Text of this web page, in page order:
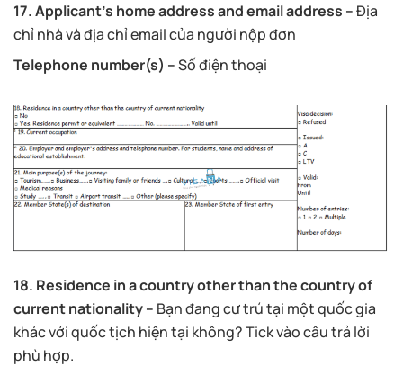
17. Applicant’s home address and email address –Địa
chỉ nhà và địa chỉ email của người nộp đơn
Telephone number(s) –Số điện thoại
18. Residence in a country other than the country of
current nationality – Bạn đang cư trú tại một quốc gia
khác với quốc tịch hiện tại không? Tick vào câu trả lời
phù hợp.